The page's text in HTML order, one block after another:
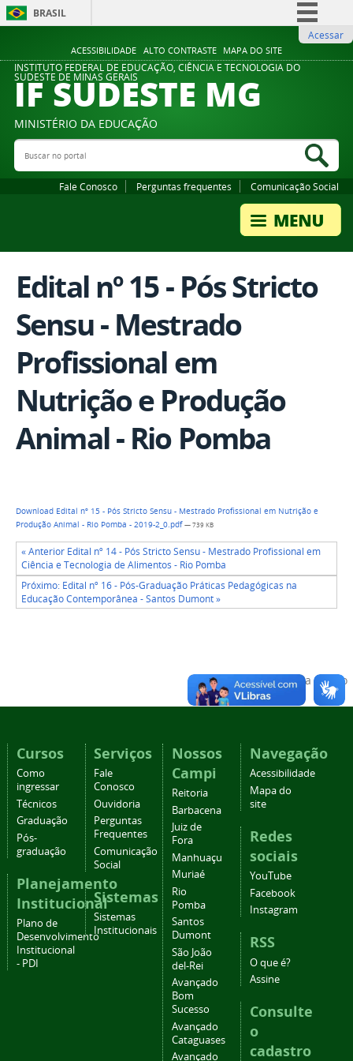
ACESSIBILIDADE ALTO CONTRASTE MAPA DO SITE
BRASIL
Comunica BR
Participe
Legislação
Acessar
INSTITUTO FEDERAL DE EDUCAÇÃO, CIÊNCIA E TECNOLOGIA DO
SUDESTE DE MINAS GERAIS
IF SUDESTE MG
MINISTÉRIO DA EDUCAÇÃO
Buscar no portal
Fale Conosco Perguntas frequentes Comunicação Social
Edital nº 15 - Pós Stricto
Sensu - Mestrado
Profissional em
Nutrição e Produção
Animal - Rio Pomba
Download Edital nº 15 - Pós Stricto Sensu - Mestrado Profissional em Nutrição e
Produção Animal - Rio Pomba - 2019-2_0.pdf— 739 KB
« Anterior Edital nº 14 - Pós Stricto Sensu - Mestrado Profissional em
Ciência e Tecnologia de Alimentos - Rio Pomba
Próximo: Edital nº 16 - Pós-Graduação Práticas Pedagógicas na
Educação Contemporânea - Santos Dumont »
Voltar para o topo
Cursos
Como
ingressar
Técnicos
Graduação
Pós-
graduação
Planejamento
Institucional
Plano de
Desenvolvimento
Institucional
- PDI
Serviços
Fale
Conosco
Ouvidoria
Perguntas
Frequentes
Comunicação
Social
Sistemas
Sistemas
Institucionais
Nossos
Campi
Reitoria
Barbacena
Juiz de
Fora
Manhuaçu
Muriaé
Rio
Pomba
Santos
Dumont
São João
del-Rei
Avançado
Bom
Sucesso
Avançado
Cataguases
Avançado
Navegação
Acessibilidade
Mapa do
site
Redes
sociais
YouTube
Facebook
Instagram
RSS
O que é?
Assine
Consulte
o
cadastro